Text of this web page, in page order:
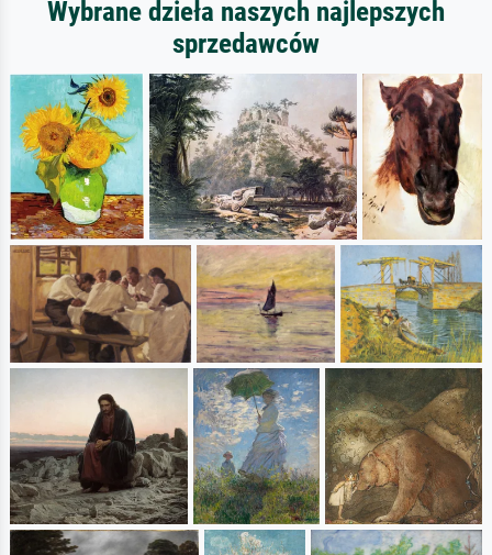
Wybrane dzieła naszych najlepszych
sprzedawców